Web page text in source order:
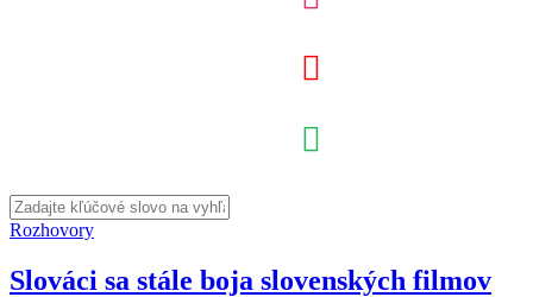
Rozhovory
Slováci sa stále boja slovenských filmov